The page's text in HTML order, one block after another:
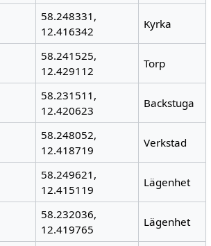
58.248331,
12.416342
Kyrka
58.241525,
12.429112
Torp
58.231511,
12.420623
Backstuga
58.248052,
12.418719
Verkstad
58.249621,
12.415119
Lägenhet
58.232036,
12.419765
Lägenhet